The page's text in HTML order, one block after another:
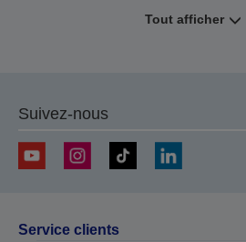
Tout afficher
Suivez-nous
Service clients